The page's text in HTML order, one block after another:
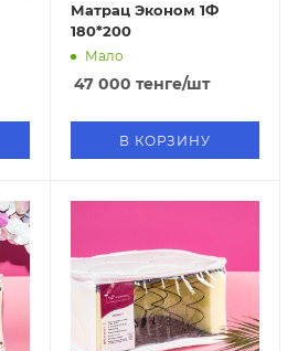
Матрац Эконом 1Ф
180*200
Мало
47 000 тенге/шт
В КОРЗИНУ